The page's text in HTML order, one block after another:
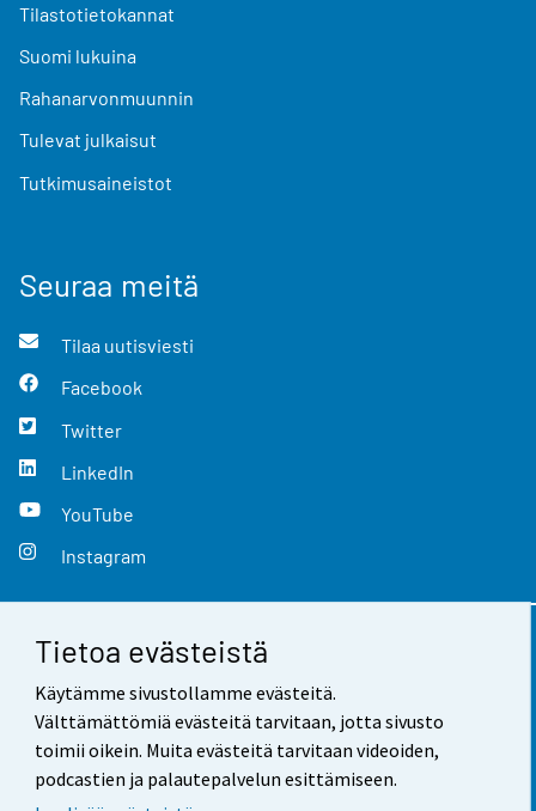
Tietoa evästeistä
Käytämme sivustollamme evästeitä.
Välttämättömiä evästeitä tarvitaan, jotta sivusto
toimii oikein. Muita evästeitä tarvitaan videoiden,
podcastien ja palautepalvelun esittämiseen.
Tilastotietokannat
Suomi lukuina
Rahanarvonmuunnin
Tulevat julkaisut
Tutkimusaineistot
Seuraa meitä
Tilaa uutisviesti
Facebook
Twitter
LinkedIn
YouTube
Instagram
Yhteystiedot
Palaute
Käyttöehdot